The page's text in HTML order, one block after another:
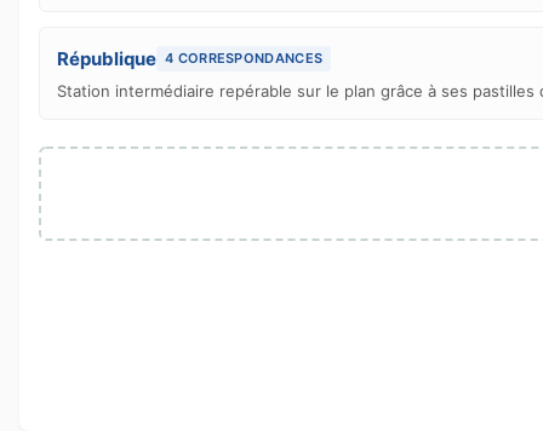
République 4 CORRESPONDANCES
Station intermédiaire repérable sur le plan grâce à ses